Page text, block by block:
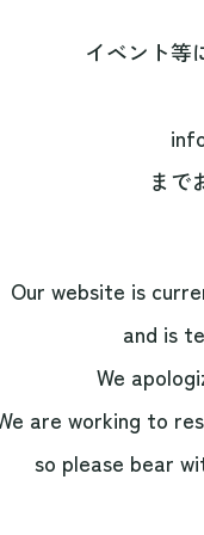
イベント等
まで
Our website is
and is
We
are working to
so please bear